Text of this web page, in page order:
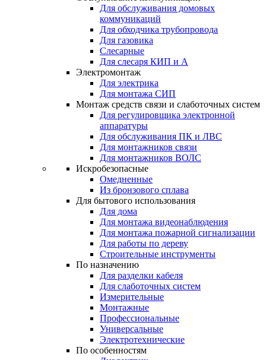
Для обслуживания домовых
коммуникаций
Для обходчика трубопровода
Для газовика
Слесарные
Для слесаря КИП и А
Электромонтаж
Для электрика
Для монтажа СИП
Монтаж средств связи и слаботочных систем
Для регулировщика электронной
аппаратуры
Для обслуживания ПК и ЛВС
Для монтажников связи
Для монтажников ВОЛС
Искробезопасные
Омедненные
Из бронзового сплава
Для бытового использования
Для дома
Для монтажа видеонаблюдения
Для монтажа пожарной сигнализации
Для работы по дереву
Строительные инструменты
По назначению
Для разделки кабеля
Для слаботочных систем
Измерительные
Монтажные
Профессиональные
Универсальные
Электротехнические
По особенностям